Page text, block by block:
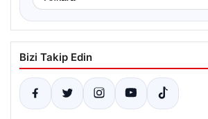
Bizi Takip Edin